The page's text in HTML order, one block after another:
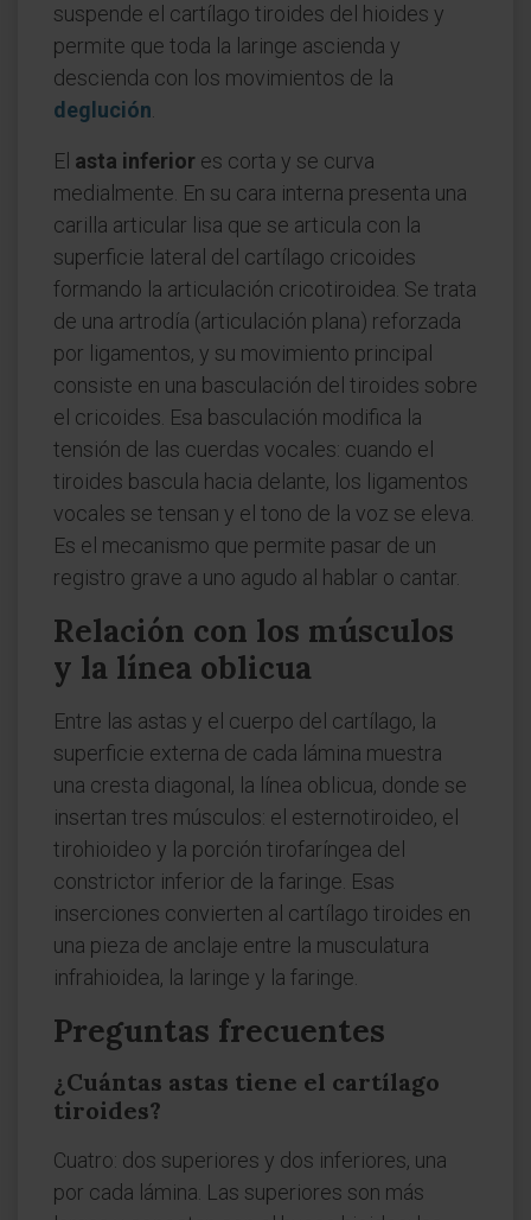
suspende el cartílago tiroides del hioides y
permite que toda la laringe ascienda y
descienda con los movimientos de la
deglución
El asta inferior es corta y se curva
medialmente. En su cara interna presenta una
carilla articular lisa que se articula con la
superficie lateral del cartílago cricoides
formando la articulación cricotiroidea. Se trata
de una artrodía (articulación plana) reforzada
por ligamentos, y su movimiento principal
consiste en una basculación del tiroides sobre
el cricoides. Esa basculación modifica la
tensión de las cuerdas vocales: cuando el
tiroides bascula hacia delante, los ligamentos
vocales se tensan y el tono de la voz se eleva.
Es el mecanismo que permite pasar de un
registro grave a uno agudo al hablar o cantar.
Relación con los músculos
y la línea oblicua
Entre las astas y el cuerpo del cartílago, la
superficie externa de cada lámina muestra
una cresta diagonal, la línea oblicua, donde se
insertan tres músculos: el esternotiroideo, el
tirohioideo y la porción tirofaríngea del
constrictor inferior de la faringe. Esas
inserciones convierten al cartílago tiroides en
una pieza de anclaje entre la musculatura
infrahioidea, la laringe y la faringe.
Preguntas frecuentes
¿Cuántas astas tiene el cartílago
tiroides?
Cuatro: dos superiores y dos inferiores, una
por cada lámina. Las superiores son más